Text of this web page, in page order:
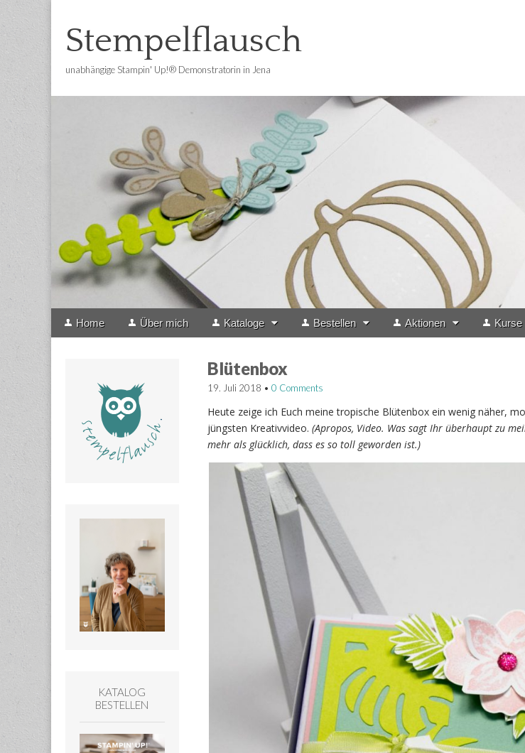
Stempelflausch
unabhängige Stampin' Up!® Demonstratorin in Jena
Main
Skip
Home Über mich Kataloge Bestellen Aktionen Kurse
Blütenbox
19. Juli 2018 • 0 Comments
Heute zeige ich Euch meine tropische Blütenbox ein wenig näher,
jüngsten Kreativvideo. (Apropos, Video. Was sagt Ihr überhaupt zu
mehr als glücklich, dass es so toll geworden ist.)
KATALOG
BESTELLEN